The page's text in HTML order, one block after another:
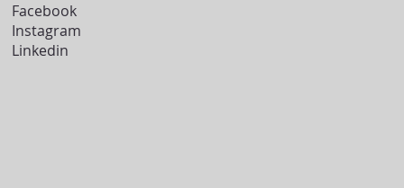
Facebook
Instagram
Linkedin